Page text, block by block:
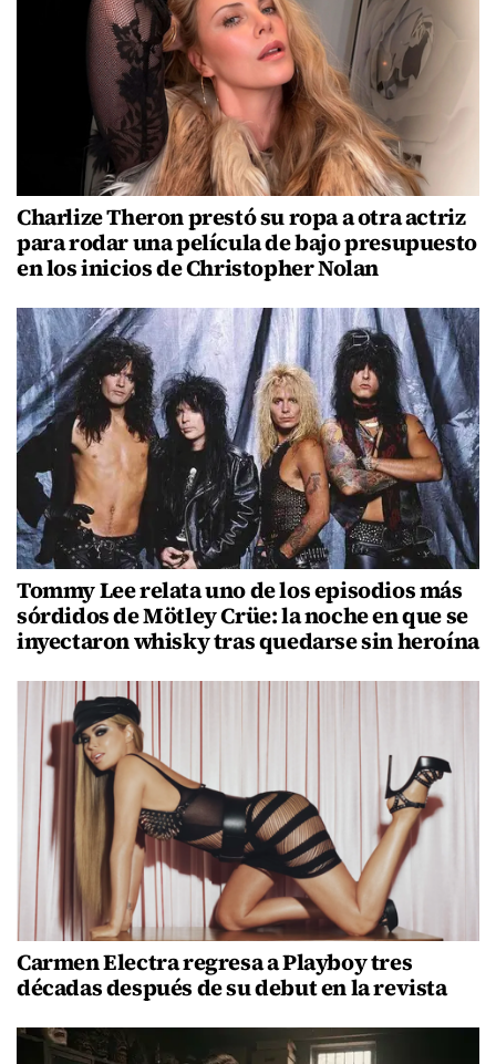
Charlize Theron prestó su ropa a otra actriz
para rodar una película de bajo presupuesto
en los inicios de Christopher Nolan
Tommy Lee relata uno de los episodios más
sórdidos de Mötley Crüe: la noche en que se
inyectaron whisky tras quedarse sin heroína
Carmen Electra regresa a Playboy tres
décadas después de su debut en la revista